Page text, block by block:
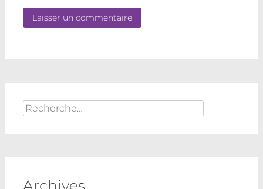
Rechercher :
Archives